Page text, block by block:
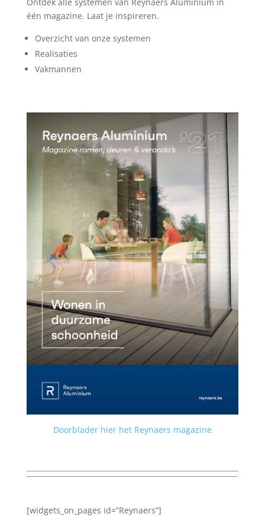
één magazine. Laat je inspireren.
Overzicht van onze systemen
Realisaties
Vakmannen
Doorblader hier het Reynaers magazine
[widgets_on_pages id=”Reynaers”]